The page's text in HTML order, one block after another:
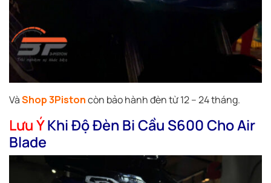
VàShop 3Pistoncòn bảo hành đèn từ 12 – 24 tháng.
Lưu ÝKhi Độ Đèn Bi Cầu S600 Cho Air
Blade